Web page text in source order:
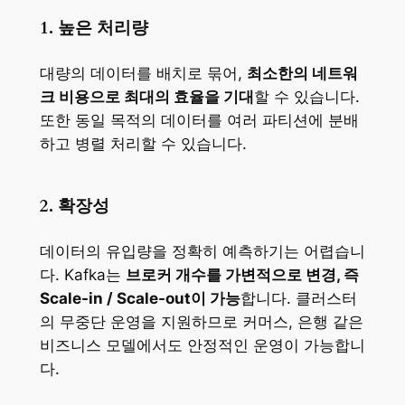
1. 높은 처리량
대량의 데이터를 배치로 묶어, 최소한의 네트워
크 비용으로 최대의 효율을 기대할 수 있습니다.
또한 동일 목적의 데이터를 여러 파티션에 분배
하고 병렬 처리할 수 있습니다.
2. 확장성
데이터의 유입량을 정확히 예측하기는 어렵습니
다. Kafka는 브로커 개수를 가변적으로 변경, 즉
Scale-in / Scale-out이 가능합니다. 클러스터
의 무중단 운영을 지원하므로 커머스, 은행 같은
비즈니스 모델에서도 안정적인 운영이 가능합니
다.